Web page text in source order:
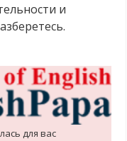
и
для вас